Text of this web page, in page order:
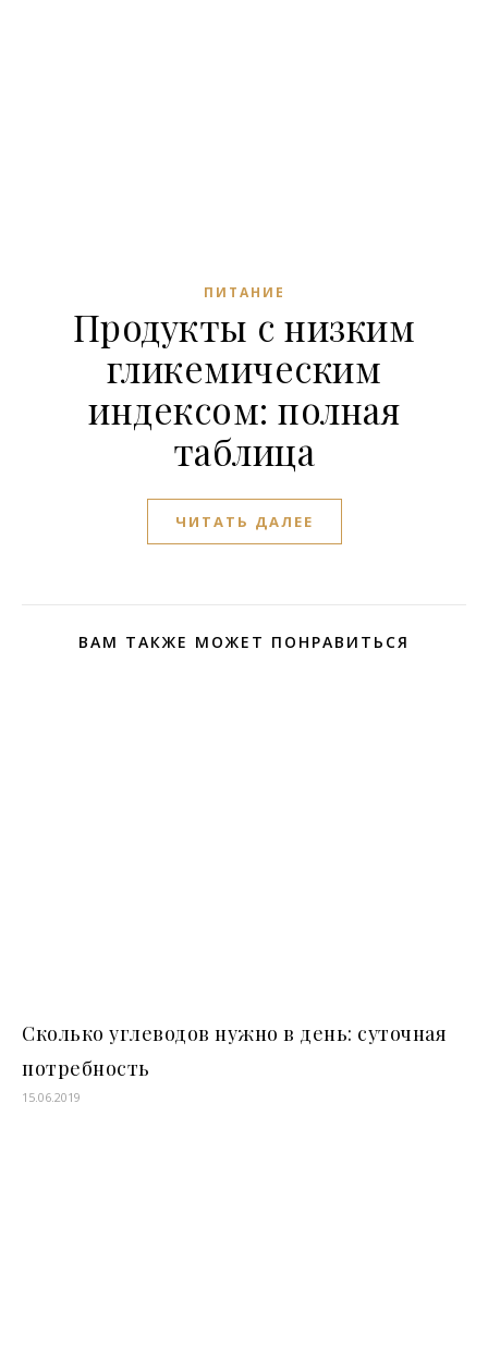
ПИТАНИЕ
Продукты с низким
гликемическим
индексом: полная
таблица
ЧИТАТЬ ДАЛЕЕ
ВАМ ТАКЖЕ МОЖЕТ ПОНРАВИТЬСЯ
Сколько углеводов нужно в день: суточная
потребность
15.06.2019